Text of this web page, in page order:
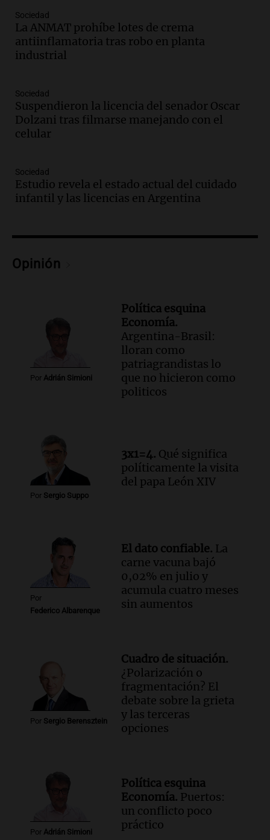
Panorama Federal
Episodios
Audio.Córdoba enfrenta fuertes vientos
que afectan diversas actividades locales,
Noticias
Episodios
Audio.Sanctions for Lawyer Diego
Javier Chacón: Detained Again After
Episodios
Audio. Embajada china en Argentina
repudia amenazas de EE. UU. y exige
Noticias
Audio.
Episodios
Audio.
Incremento del precio de la
carne frente a la pasta artesanal en
Córdoba
Noticias
temporales y cambios legislativos
Panorama Federal
Episodios
Audio.Monseñor Raúl Pizarro Travers es
el actual secretario general de la
Episodios
Sociedad
La ANMAT prohíbe lotes de crema
antiinflamatoria tras robo en planta
industrial
Sociedad
Suspendieron la licencia del senador Oscar
Dolzani tras filmarse manejando con el
celular
Sociedad
Estudio revela el estado actual del cuidado
infantil y las licencias en Argentina
Opinión
Por Adrián Simioni
Política esquina
Economía.
Argentina-Brasil:
lloran como
patriagrandistas lo
que no hicieron como
politicos
Por Sergio Suppo
3x1=4. Qué significa
políticamente la visita
del papa León XIV
Por
Federico Albarenque
El dato confiable. La
carne vacuna bajó
0,02% en julio y
acumula cuatro meses
sin aumentos
Por Sergio Berensztein
Cuadro de situación.
¿Polarización o
fragmentación? El
debate sobre la grieta
y las terceras
opciones
Por Adrián Simioni
Política esquina
Economía. Puertos:
un conflicto poco
práctico